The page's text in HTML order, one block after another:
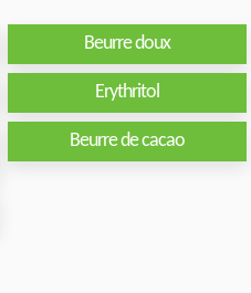
Beurre doux
Erythritol
Beurre de cacao